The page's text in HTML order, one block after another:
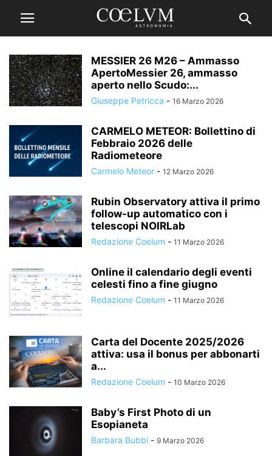
MESSIER 26 M26 – Ammasso
ApertoMessier 26, ammasso
aperto nello Scudo:...
Giuseppe Petricca - 16 Marzo 2026
CARMELO METEOR: Bollettino di
Febbraio 2026 delle
Radiometeore
Carmelo Meteor - 12 Marzo 2026
Rubin Observatory attiva il primo
follow-up automatico con i
telescopi NOIRLab
Redazione Coelum - 11 Marzo 2026
Online il calendario degli eventi
celesti fino a fine giugno
Redazione Coelum - 11 Marzo 2026
Carta del Docente 2025/2026
attiva: usa il bonus per abbonarti
a...
Redazione Coelum - 10 Marzo 2026
Baby’s First Photo di un
Esopianeta
Barbara Bubbi - 9 Marzo 2026